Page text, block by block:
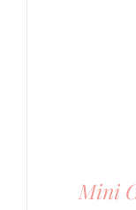
Mini